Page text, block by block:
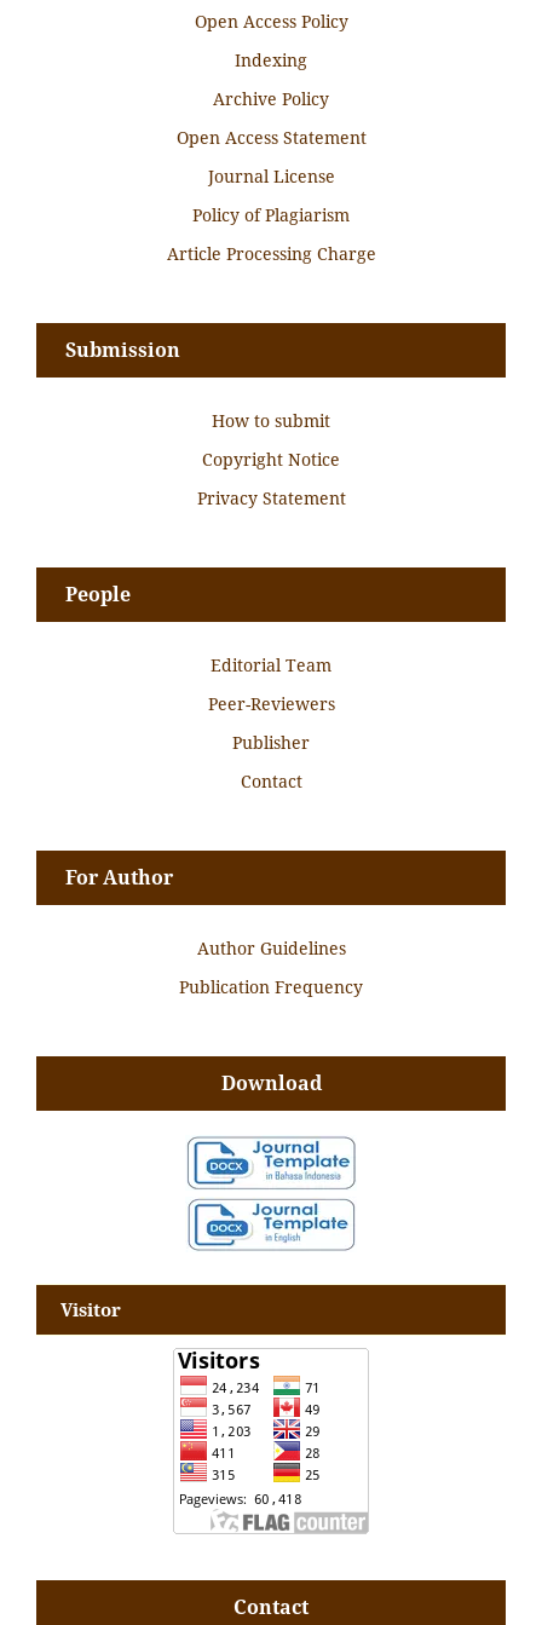
Open Access Policy
Indexing
Archive Policy
Open Access Statement
Journal License
Policy of Plagiarism
Article Processing Charge
Submission
How to submit
Copyright Notice
Privacy Statement
People
Editorial Team
Peer-Reviewers
Publisher
Contact
For Author
Author Guidelines
Publication Frequency
Download
Visitor
Contact